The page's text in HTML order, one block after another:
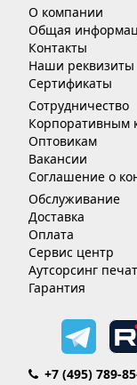
О компании
Общая
Контакты
Наши реквизиты
Сертификаты
Сотрудничество
Корпоративным
Оптовикам
Вакансии
Соглашение о
Обслуживание
Доставка
Оплата
Сервис центр
Аутсорсинг
Гарантия
+7 (495) 789-